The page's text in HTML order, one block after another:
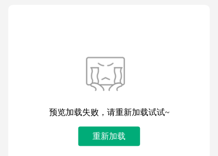
预览加载失败，请重新加载试试~
重新加载